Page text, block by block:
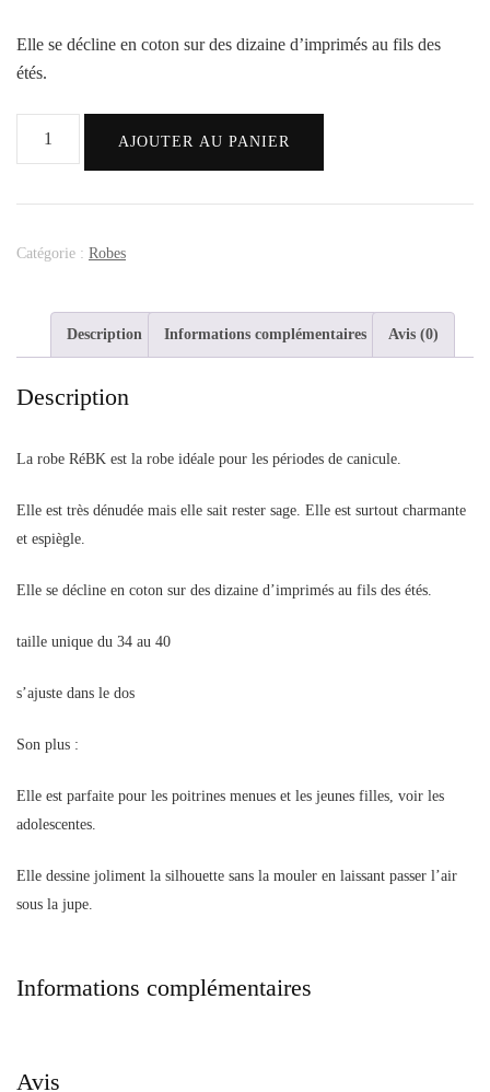
Elle se décline en coton sur des dizaine d’imprimés au fils des
étés.
AJOUTER AU PANIER
Catégorie : Robes
Description Informations complémentaires Avis (0)
Description
La robe RéBK est la robe idéale pour les périodes de canicule.
Elle est très dénudée mais elle sait rester sage. Elle est surtout charmante
et espiègle.
Elle se décline en coton sur des dizaine d’imprimés au fils des étés.
taille unique du 34 au 40
s’ajuste dans le dos
Son plus :
Elle est parfaite pour les poitrines menues et les jeunes filles, voir les
adolescentes.
Elle dessine joliment la silhouette sans la mouler en laissant passer l’air
sous la jupe.
Informations complémentaires
Avis